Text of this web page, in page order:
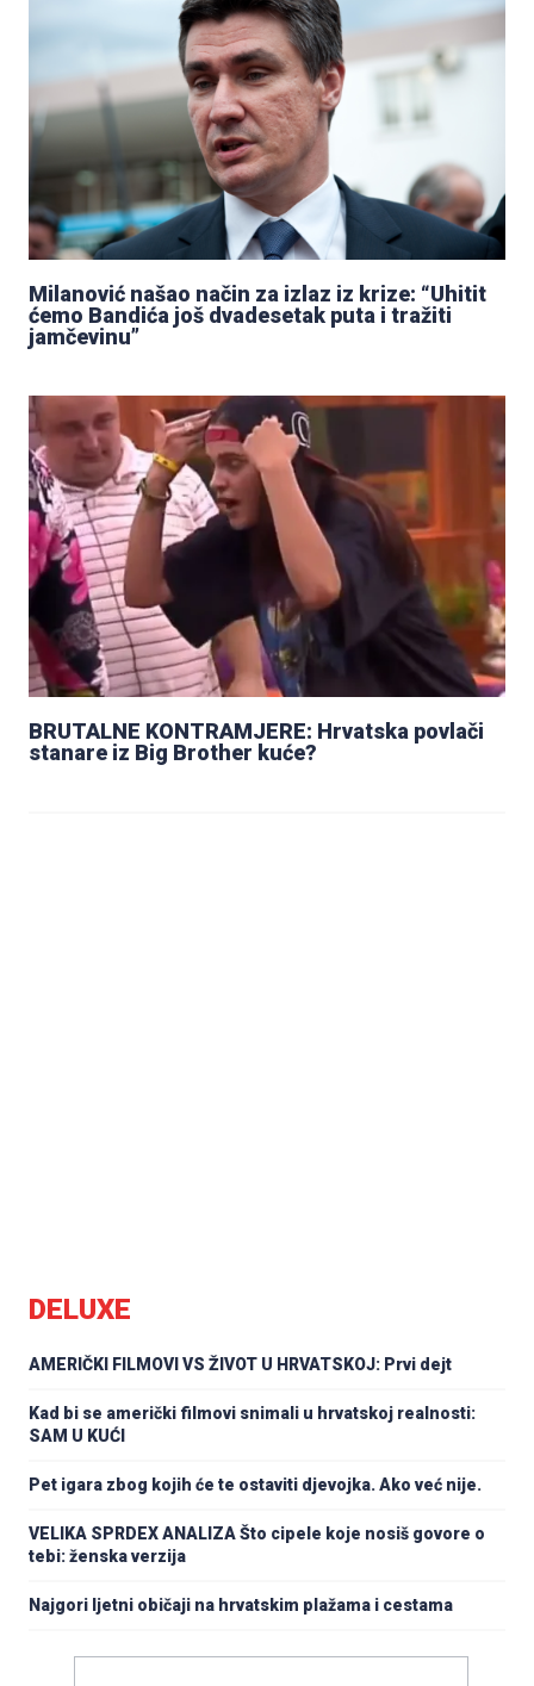
Milanović našao način za izlaz iz krize: “Uhitit
ćemo Bandića još dvadesetak puta i tražiti
jamčevinu”
BRUTALNE KONTRAMJERE: Hrvatska povlači
stanare iz Big Brother kuće?
DELUXE
AMERIČKI FILMOVI VS ŽIVOT U HRVATSKOJ: Prvi dejt
Kad bi se američki filmovi snimali u hrvatskoj realnosti:
SAM U KUĆI
Pet igara zbog kojih će te ostaviti djevojka. Ako već nije.
VELIKA SPRDEX ANALIZA Što cipele koje nosiš govore o
tebi: ženska verzija
Najgori ljetni običaji na hrvatskim plažama i cestama